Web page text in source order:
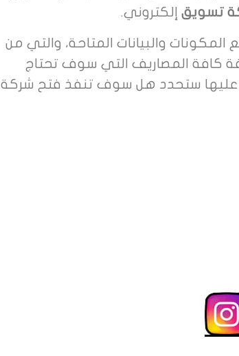
تسويق إلكتروني.
والبيانات المتاحة، والتي من
كافة المصاريف التي سوف تحتاج
عليها ستحدد هل سوف تنفذ فتح شركة